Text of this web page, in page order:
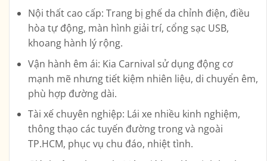
Nội thất cao cấp: Trang bị ghế da chỉnh điện, điều
hòa tự động, màn hình giải trí, cổng sạc USB,
khoang hành lý rộng.
Vận hành êm ái: Kia Carnival sử dụng động cơ
mạnh mẽ nhưng tiết kiệm nhiên liệu, di chuyển êm,
phù hợp đường dài.
Tài xế chuyên nghiệp: Lái xe nhiều kinh nghiệm,
thông thạo các tuyến đường trong và ngoài
TP.HCM, phục vụ chu đáo, nhiệt tình.